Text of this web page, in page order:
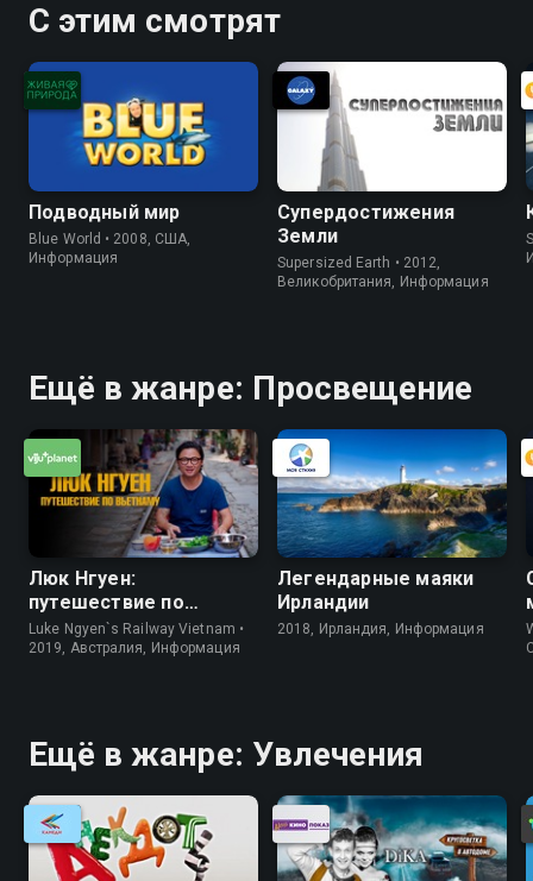
С этим смотрят
Подводный мир
Blue World • 2008, США,
Информация
Супердостижения
Земли
Supersized Earth • 2012,
Великобритания, Информация
Ещё в жанре: Просвещение
Люк Нгуен:
путешествие по
Вьетнаму
Luke Ngyen`s Railway Vietnam •
2019, Австралия, Информация
Легендарные маяки
Ирландии
2018, Ирландия, Информация
Ещё в жанре: Увлечения